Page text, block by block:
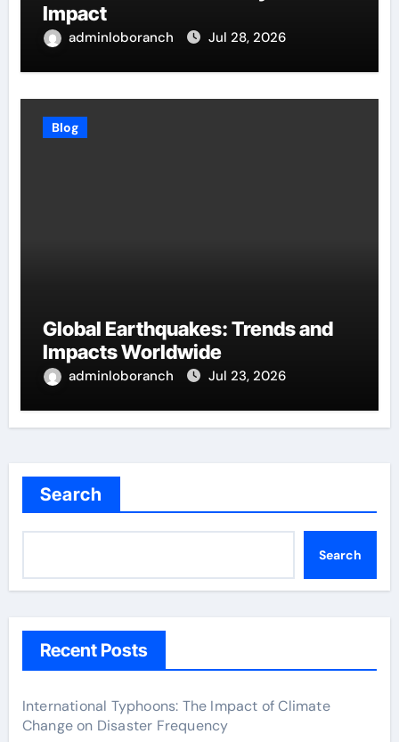
Impact
adminloboranch Jul 28, 2026
Blog
Global Earthquakes: Trends and
Impacts Worldwide
adminloboranch Jul 23, 2026
Search
Search
Recent Posts
International Typhoons: The Impact of Climate
Change on Disaster Frequency